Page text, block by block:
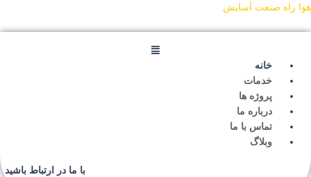
راه صنعت آسایش
خانه
خدمات
پروژه ها
درباره ما
تماس با ما
وبلاگ
با ما در ارتباط باشید
Main